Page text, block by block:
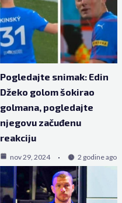
Pogledajte snimak: Edin
Džeko golom šokirao
golmana, pogledajte
njegovu začuđenu
reakciju
nov 29, 2024 2 godine ago